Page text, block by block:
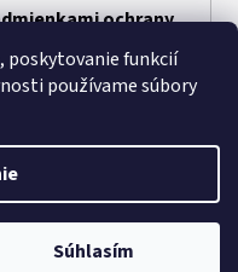
poskytovanie funkcií
používame súbory
Súhlasím
ochrany
práva vyhradené.